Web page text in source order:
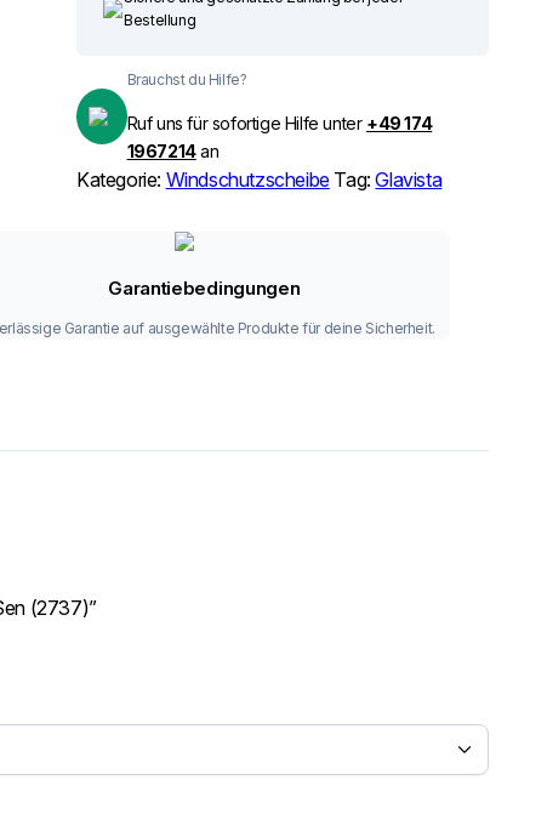
Bestellung
Brauchst du Hilfe?
Ruf uns für sofortige Hilfe unter +49 174
1967214an
Kategorie: Windschutzscheibe Tag:Glavista
Garantiebedingungen
Garantie auf ausgewählte Produkte für deine Sicherheit.
(2737)”